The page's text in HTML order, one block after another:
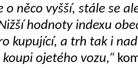
o něco vyšší, stále se
hodnoty indexu
kupující, a trh tak i
ojetého vozu,“